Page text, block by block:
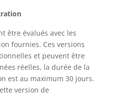
être évalués avec les
fournies. Ces versions
et peuvent être
réelles, la durée de la
est au maximum 30 jours.
version de